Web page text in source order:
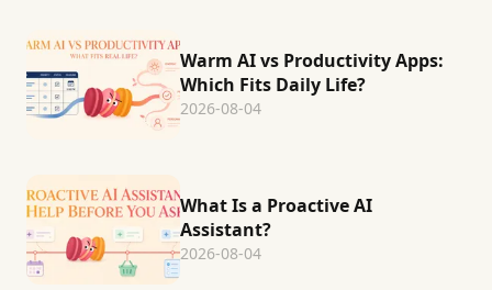
Warm AI vs Productivity Apps:
Which Fits Daily Life?
2026-08-04
What Is a Proactive AI
Assistant?
2026-08-04